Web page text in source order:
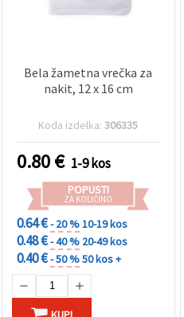
Bela žametna vrečka za
nakit, 12 x 16 cm
Koda izdelka:306335
0.80€ 1-9 kos
POPUSTI
ZA KOLIČINO
0.64 €- 20 %10-19 kos
0.48 €- 40 % 20-49 kos
0.40 €- 50 %50 kos +